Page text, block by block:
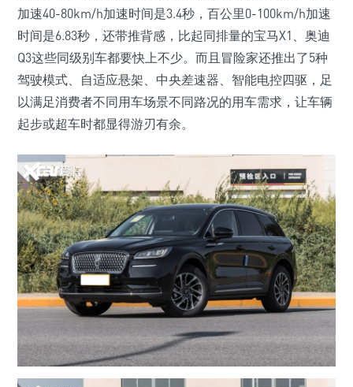
加速40-80km/h加速时间是3.4秒，百公里0-100km/h加速
时间是6.83秒，还带推背感，比起同排量的宝马X1、奥迪
Q3这些同级别车都要快上不少。而且冒险家还推出了5种
驾驶模式、自适应悬架、中央差速器、智能电控四驱，足
以满足消费者不同用车场景不同路况的用车需求，让车辆
起步或超车时都显得游刃有余。